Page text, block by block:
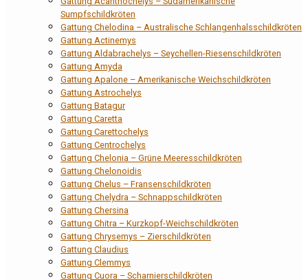
Sumpfschildkröten
Gattung Chelodina – Australische Schlangenhalsschildkröten
Gattung Actinemys
Gattung Aldabrachelys – Seychellen-Riesenschildkröten
Gattung Amyda
Gattung Apalone – Amerikanische Weichschildkröten
Gattung Astrochelys
Gattung Batagur
Gattung Caretta
Gattung Carettochelys
Gattung Centrochelys
Gattung Chelonia – Grüne Meeresschildkröten
Gattung Chelonoidis
Gattung Chelus – Fransenschildkröten
Gattung Chelydra – Schnappschildkröten
Gattung Chersina
Gattung Chitra – Kurzkopf-Weichschildkröten
Gattung Chrysemys – Zierschildkröten
Gattung Claudius
Gattung Clemmys
Gattung Cuora – Scharnierschildkröten